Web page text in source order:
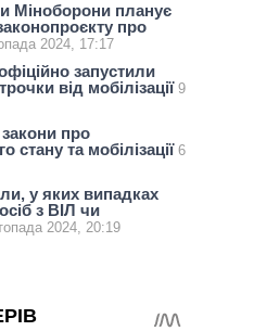
Міноборони планує
про
2024, 17:17
запустили
від мобілізації 9
про
та мобілізації6
у яких випадках
з ВІЛ чи
2024, 20:19